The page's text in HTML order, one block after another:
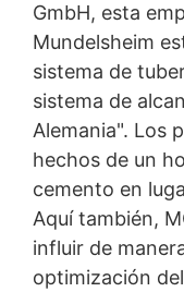
GmbH, esta
Mundelsheim
sistema de
sistema de
Alemania". Los
hechos de un
cemento en
Aquí también,
influir de
optimización